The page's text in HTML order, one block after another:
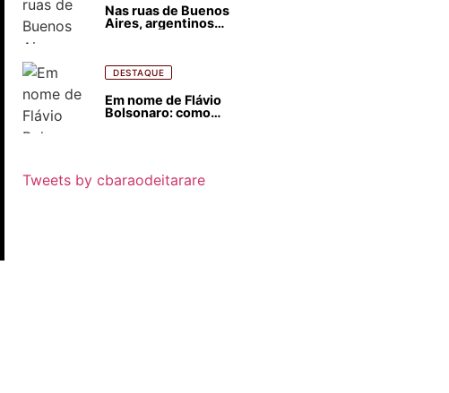
Nas ruas de Buenos
Aires, argentinos
DESTAQUE
Em nome de Flávio
Bolsonaro: como
Tweets by cbaraodeitarare